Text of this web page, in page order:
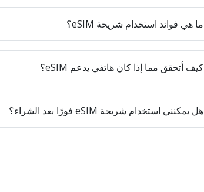
ما هي فوائد استخدام شريحة eSIM؟
كيف أتحقق مما إذا كان هاتفي يدعم eSIM؟
هل يمكنني استخدام شريحة eSIM فورًا بعد الشراء؟